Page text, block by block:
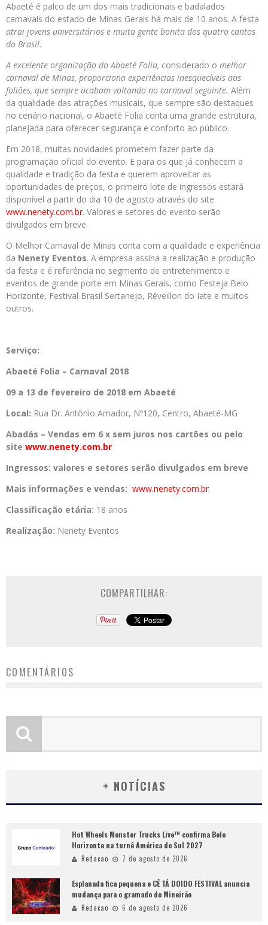
Abaeté é palco de um dos mais tradicionais e badalados
carnavais do estado de Minas Gerais há mais de 10 anos. A festa
atrai jovens universitários e muita gente bonita dos quatro cantos
do Brasil.
A excelente organização do Abaeté Folia, considerado o melhor
carnaval de Minas, proporciona experiências inesquecíveis aos
foliões, que sempre acabam voltando no carnaval seguinte. Além
da qualidade das atrações musicais, que sempre são destaques
no cenário nacional, o Abaeté Folia conta uma grande estrutura,
planejada para oferecer segurança e conforto ao público.
Em 2018, muitas novidades prometem fazer parte da
programação oficial do evento. E para os que já conhecem a
qualidade e tradição da festa e querem aproveitar as
oportunidades de preços, o primeiro lote de ingressos estará
disponível a partir do dia 10 de agosto através do site
www.nenety.com.br. Valores e setores do evento serão
divulgados em breve.
O Melhor Carnaval de Minas conta com a qualidade e experiência
da Nenety Eventos. A empresa assina a realização e produção
da festa e é referência no segmento de entretenimento e
eventos de grande porte em Minas Gerais, como Festeja Belo
Horizonte, Festival Brasil Sertanejo, Réveillon do Iate e muitos
outros.
Serviço:
Abaeté Folia – Carnaval 2018
09 a 13 de fevereiro de 2018 em Abaeté
Local: Rua Dr. Antônio Amador, Nº120, Centro, Abaeté-MG
Abadás – Vendas em 6 x sem juros nos cartões ou pelo
site www.nenety.com.br
Ingressos: valores e setores serão divulgados em breve
Mais informações e vendas: www.nenety.com.br
Classificação etária: 18 anos
Realização: Nenety Eventos
COMPARTILHAR:
COMENTÁRIOS
+ NOTÍCIAS
Hot Wheels Monster Trucks Live™ confirma Belo
Horizonte na turnê América do Sul 2027
Redacao 7 de agosto de 2026
Esplanada fica pequena e CÊ TÁ DOIDO FESTIVAL anuncia
mudança para o gramado do Mineirão
Redacao 6 de agosto de 2026